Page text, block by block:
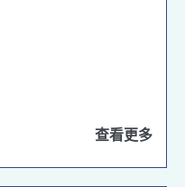
查看更多